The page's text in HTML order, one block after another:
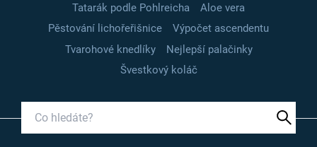
Tatarák podle Pohlreicha
Aloe vera
Pěstování lichořeřišnice
Výpočet ascendentu
Tvarohové knedlíky
Nejlepší palačinky
Švestkový koláč